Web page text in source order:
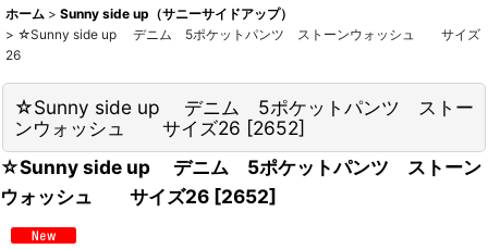
ホーム > Sunny side up（サニーサイドアップ）
> ☆Sunny side up デニム 5ポケットパンツ ストーンウォッシュ サイズ
26
☆Sunny side up デニム 5ポケットパンツ ストー
ンウォッシュ サイズ26 [2652]
☆Sunny side up デニム 5ポケットパンツ ストーン
ウォッシュ サイズ26 [2652]